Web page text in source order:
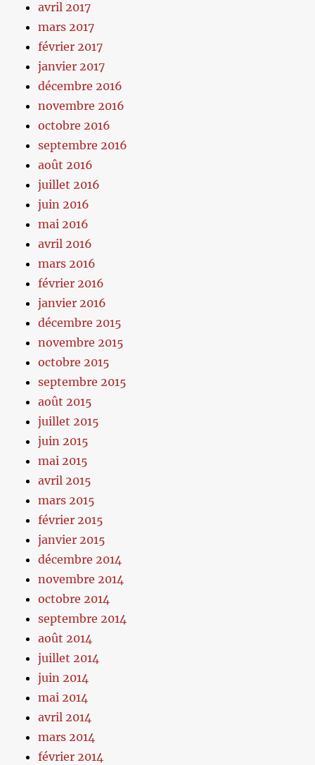
avril 2017
mars 2017
février 2017
janvier 2017
décembre 2016
novembre 2016
octobre 2016
septembre 2016
août 2016
juillet 2016
juin 2016
mai 2016
avril 2016
mars 2016
février 2016
janvier 2016
décembre 2015
novembre 2015
octobre 2015
septembre 2015
août 2015
juillet 2015
juin 2015
mai 2015
avril 2015
mars 2015
février 2015
janvier 2015
décembre 2014
novembre 2014
octobre 2014
septembre 2014
août 2014
juillet 2014
juin 2014
mai 2014
avril 2014
mars 2014
février 2014